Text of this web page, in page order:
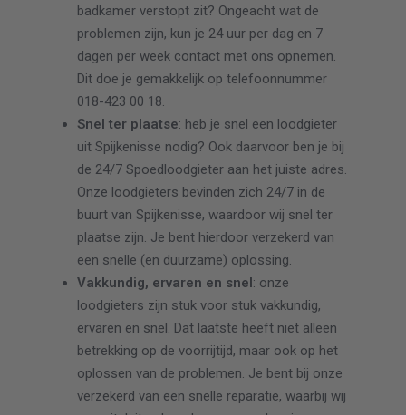
badkamer verstopt zit? Ongeacht wat de
problemen zijn, kun je 24 uur per dag en 7
dagen per week contact met ons opnemen.
Dit doe je gemakkelijk op telefoonnummer
018-423 00 18.
Snel ter plaatse: heb je snel een loodgieter
uit Spijkenisse nodig? Ook daarvoor ben je bij
de 24/7 Spoedloodgieter aan het juiste adres.
Onze loodgieters bevinden zich 24/7 in de
buurt van Spijkenisse, waardoor wij snel ter
plaatse zijn. Je bent hierdoor verzekerd van
een snelle (en duurzame) oplossing.
Vakkundig, ervaren en snel: onze
loodgieters zijn stuk voor stuk vakkundig,
ervaren en snel. Dat laatste heeft niet alleen
betrekking op de voorrijtijd, maar ook op het
oplossen van de problemen. Je bent bij onze
verzekerd van een snelle reparatie, waarbij wij